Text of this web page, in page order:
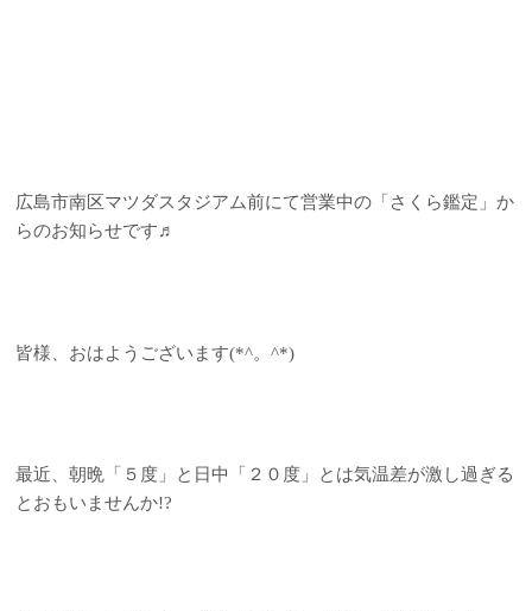
広島市南区マツダスタジアム前にて営業中の「さくら鑑定」か
らのお知らせです♬
皆様、おはようございます(*^。^*)
最近、朝晩「５度」と日中「２０度」とは気温差が激し過ぎる
とおもいませんか!?